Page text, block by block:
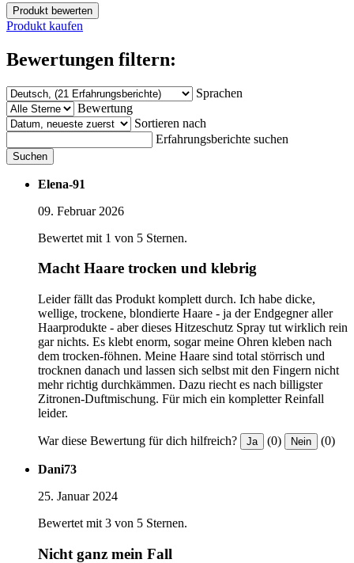
Produkt bewerten
Produkt kaufen
Bewertungen filtern:
Sprachen
Bewertung
Sortieren nach
Erfahrungsberichte suchen
Suchen
Elena-91
09. Februar 2026
Bewertet mit 1 von 5 Sternen.
Macht Haare trocken und klebrig
Leider fällt das Produkt komplett durch. Ich habe dicke,
wellige, trockene, blondierte Haare - ja der Endgegner aller
Haarprodukte - aber dieses Hitzeschutz Spray tut wirklich rein
gar nichts. Es klebt enorm, sogar meine Ohren kleben nach
dem trocken-föhnen. Meine Haare sind total störrisch und
trocknen danach und lassen sich selbst mit den Fingern nicht
mehr richtig durchkämmen. Dazu riecht es nach billigster
Zitronen-Duftmischung. Für mich ein kompletter Reinfall
leider.
War diese Bewertung für dich hilfreich? Ja (0) Nein (0)
Dani73
25. Januar 2024
Bewertet mit 3 von 5 Sternen.
Nicht ganz mein Fall